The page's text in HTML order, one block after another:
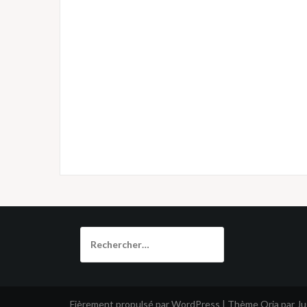
Fièrement propulsé par WordPress | Thème Oria par